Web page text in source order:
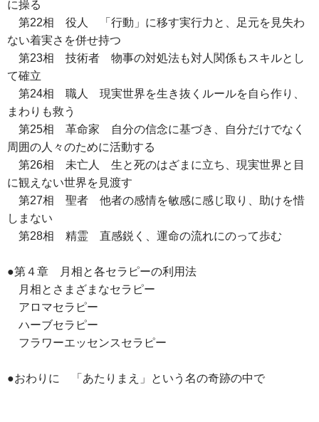
に操る
第22相 役人 「行動」に移す実行力と、足元を見失わ
ない着実さを併せ持つ
第23相 技術者 物事の対処法も対人関係もスキルとし
て確立
第24相 職人 現実世界を生き抜くルールを自ら作り、
まわりも救う
第25相 革命家 自分の信念に基づき、自分だけでなく
周囲の人々のために活動する
第26相 未亡人 生と死のはざまに立ち、現実世界と目
に観えない世界を見渡す
第27相 聖者 他者の感情を敏感に感じ取り、助けを惜
しまない
第28相 精霊 直感鋭く、運命の流れにのって歩む
●第４章 月相と各セラピーの利用法
月相とさまざまなセラピー
アロマセラピー
ハーブセラピー
フラワーエッセンスセラピー
●おわりに 「あたりまえ」という名の奇跡の中で